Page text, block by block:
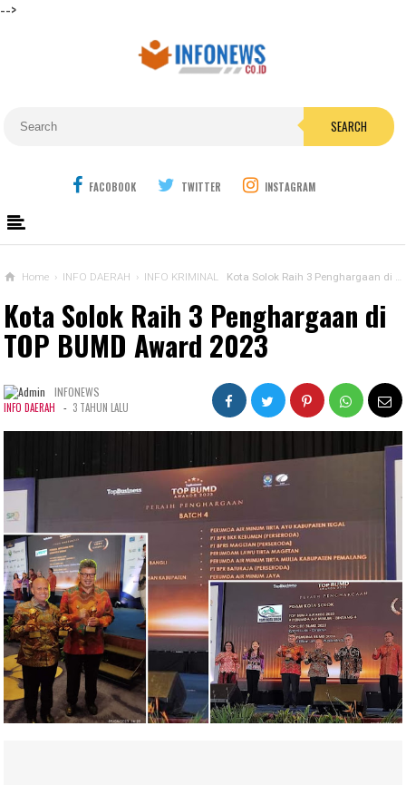
-->
SEARCH
FACOBOOK TWITTER INSTAGRAM
Home › INFO DAERAH › INFO KRIMINAL Kota Solok Raih 3 Penghargaan di TOP BUMD Award 2023
Kota Solok Raih 3 Penghargaan di
TOP BUMD Award 2023
INFONEWS
INFO DAERAH - 3 TAHUN LALU